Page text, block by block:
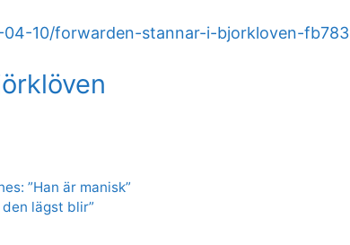
10/forwarden-stannar-i-bjorkloven-fb783
”Han är manisk”
lägst blir”